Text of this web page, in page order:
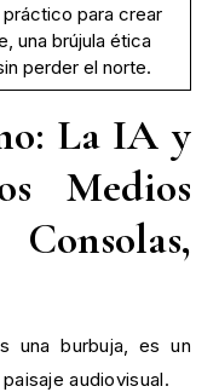
para crear
una brújula ética
perder el norte.
La IA y
Medios
una burbuja, es un
audiovisual.